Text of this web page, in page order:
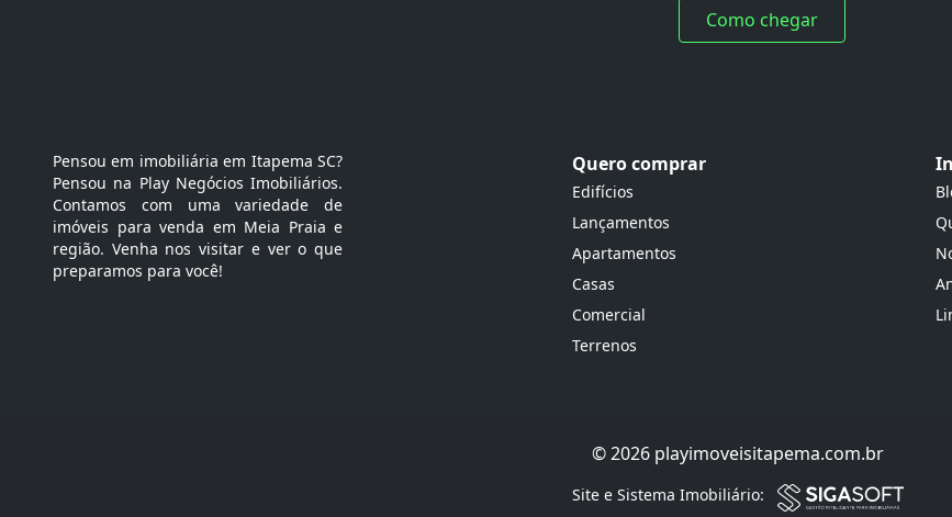
Como chegar
Pensou em imobiliária em Itapema SC?
Pensou na Play Negócios Imobiliários.
Contamos com uma variedade de
imóveis para venda em Meia Praia e
região. Venha nos visitar e ver o que
preparamos para você!
Quero comprar
Edifícios
Lançamentos
Apartamentos
Casas
Comercial
Terrenos
© 2026 playimoveisitapema.com.br
Site e Sistema Imobiliário: